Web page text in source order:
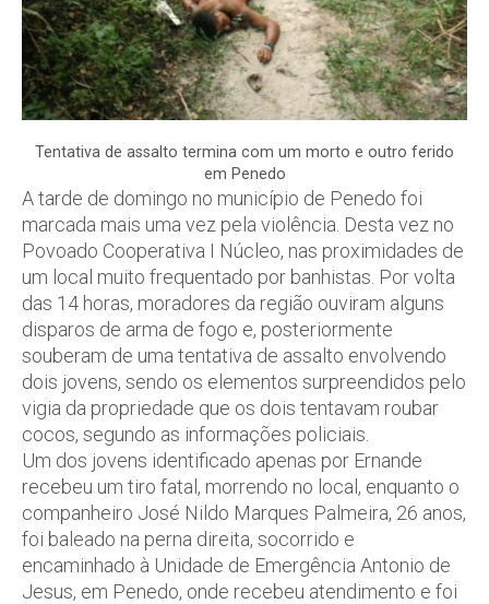
Tentativa de assalto termina com um morto e outro ferido
em Penedo
A tarde de domingo no município de Penedo foi
marcada mais uma vez pela violência. Desta vez no
Povoado Cooperativa I Núcleo, nas proximidades de
um local muito frequentado por banhistas. Por volta
das 14 horas, moradores da região ouviram alguns
disparos de arma de fogo e, posteriormente
souberam de uma tentativa de assalto envolvendo
dois jovens, sendo os elementos surpreendidos pelo
vigia da propriedade que os dois tentavam roubar
cocos, segundo as informações policiais.
Um dos jovens identificado apenas por Ernande
recebeu um tiro fatal, morrendo no local, enquanto o
companheiro José Nildo Marques Palmeira, 26 anos,
foi baleado na perna direita, socorrido e
encaminhado à Unidade de Emergência Antonio de
Jesus, em Penedo, onde recebeu atendimento e foi